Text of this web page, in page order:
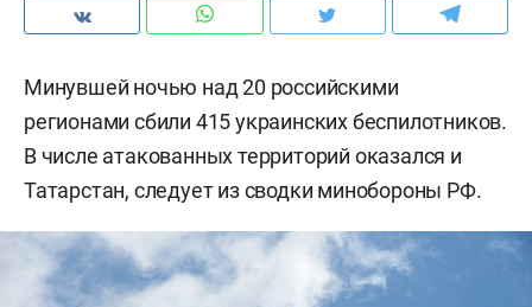
Минувшей ночью над 20 российскими
регионами сбили 415 украинских беспилотников.
В числе атакованных территорий оказался и
Татарстан, следует из сводки минобороны РФ.